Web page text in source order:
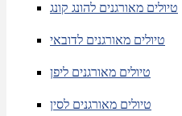
טיולים מאורגנים להונג קונג
טיולים מאורגנים לדובאי
טיולים מאורגנים ליפן
טיולים מאורגנים לסין